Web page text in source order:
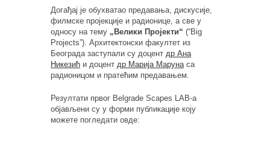
Догађај је обухватао предавања, дискусије,
филмске пројекције и радионице, а све у
односу на тему „Велики Пројекти“ (“Big
Projects”). Архитектонски факултет из
Београда заступали су доцент др Ана
Никезић и доцент др Марија Марунаса
радионицом и пратећим предавањем.
Резултати првог Belgrade Scapes LAB-а
објављени су у форми публикације коју
можете погледати овде: